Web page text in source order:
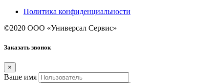
Политика конфиденциальности
©2020 ООО «Универсал Сервис»
Заказать звонок
×
Ваше имя